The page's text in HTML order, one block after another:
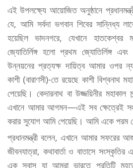
এই উপলক্ষ্যে আয়োজিত অনুষ্ঠানে
যে, আমি সর্বদা ভগবান শিবের সান্নিধ্য
হয়েছিল ভাদনগরে, যেখানে হাতকেশ্বর
জ্যোতির্লিঙ্গ হলো প্রথম জ্যোতির্লিঙ্গ
উন্নয়নের প্রত্যক্ষ দায়িত্ব আমার ওপর
কাশী (বারাণসী)-তে রয়েছে কাশী বিশ্বনাথ
পেয়েছি। কেদারনাথ বা উজ্জয়িনীর মহাকাল
এখানে আমার আগমন—এই সব ক্ষেত্রেই
করার সুযোগ আমি পেয়েছি। আমি একে পরম
প্রধানমন্ত্রী বলেন, এখানে আমার সফরের
জীবনযাত্রা, কথাবার্তা ও বাতাসে
এক সুবাস যা আমরা ভারতে প্রতিটি